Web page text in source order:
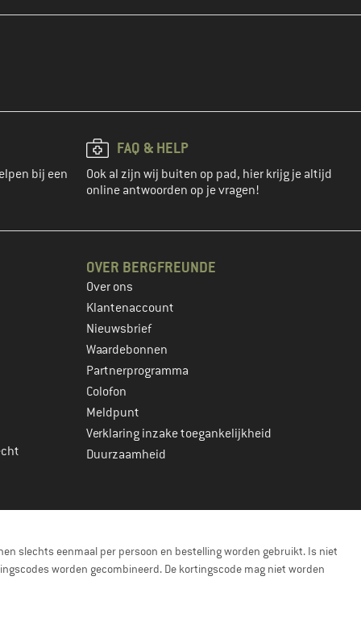
bij een
FAQ & HELP
Ook al zijn wij buiten op pad, hier krijg je altijd
online antwoorden op je vragen!
OVER BERGFREUNDE
Over ons
Klantenaccount
Nieuwsbrief
Waardebonnen
Partnerprogramma
Colofon
Meldpunt
Verklaring inzake toegankelijkheid
Duurzaamheid
slechts eenmaal per persoon en bestelling worden gebruikt. Is niet
worden gecombineerd. De kortingscode mag niet worden